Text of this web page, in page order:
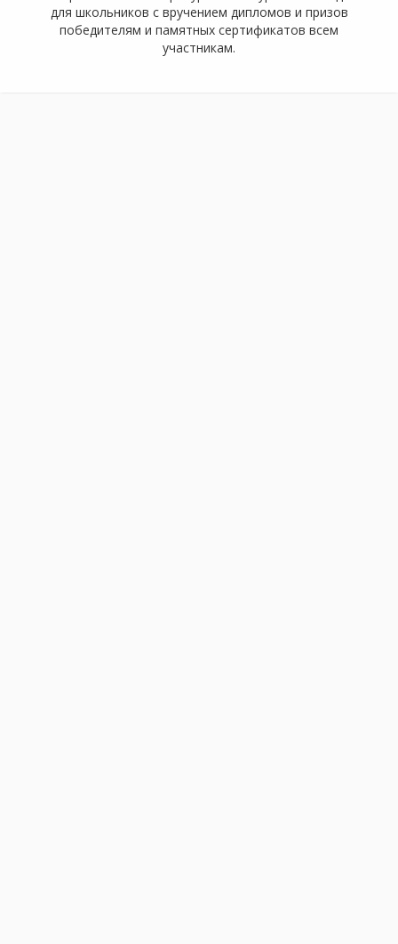
для школьников с вручением дипломов и призов
победителям и памятных сертификатов всем
участникам.